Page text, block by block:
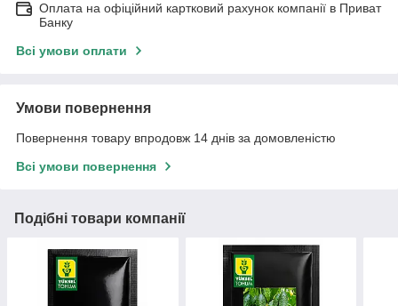
Оплата на офіційний картковий рахунок компанії в Приват
Банку
Всі умови оплати
Умови повернення
Повернення товару впродовж 14 днів за домовленістю
Всі умови повернення
Подібні товари компанії